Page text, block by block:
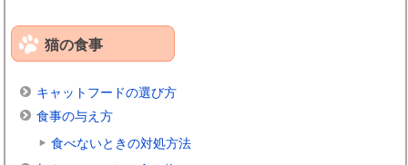
猫の食事
キャットフードの選び方
食事の与え方
食べないときの対処方法